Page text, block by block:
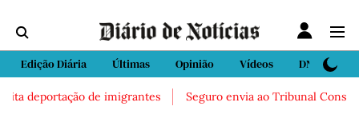
Edição Diária Últimas Opinião Vídeos DN Sport
de imigrantes Seguro envia ao Tribunal